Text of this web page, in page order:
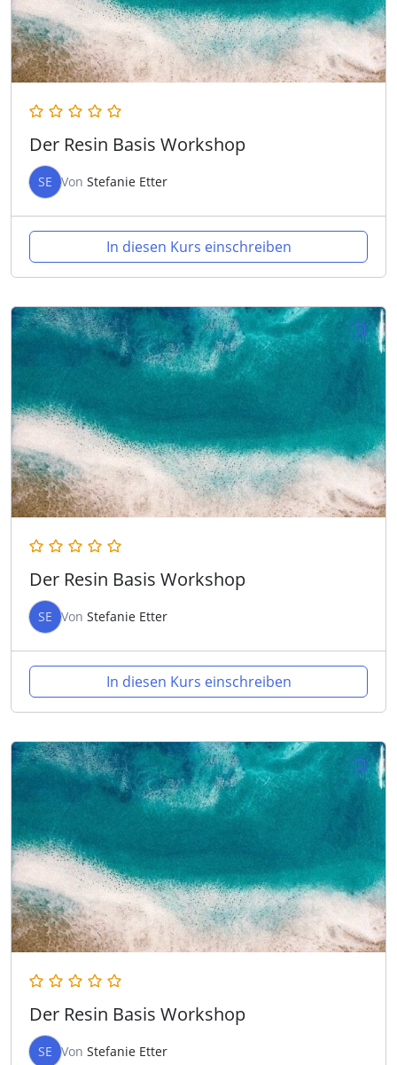
Der Resin Basis Workshop
SE Von Stefanie Etter
In diesen Kurs einschreiben
Der Resin Basis Workshop
SE Von Stefanie Etter
In diesen Kurs einschreiben
Der Resin Basis Workshop
SE Von Stefanie Etter